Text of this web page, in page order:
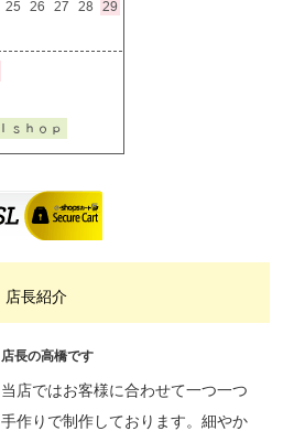
店長紹介
店長の高橋です
当店ではお客様に合わせて一つ一つ
手作りで制作しております。細やか